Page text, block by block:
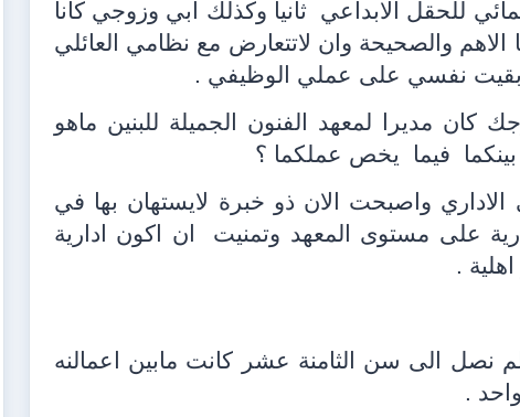
للحقل الابداعي ثانياً وكذلك ابي وزوجي كانا
والصحيحة وان لاتتعارض مع نظامي العائلي
نفسي على عملي الوظيفي .
كان مديرا لمعهد الفنون الجميلة للبنين ماهو
فيما
يخص عملكما ؟
الاداري واصبحت الان ذو خبرة لايستهان بها في
على مستوى المعهد وتمنيت
ان اكون ادارية
.
نصل الى سن الثامنة عشر كانت مابين اعمالنه
.